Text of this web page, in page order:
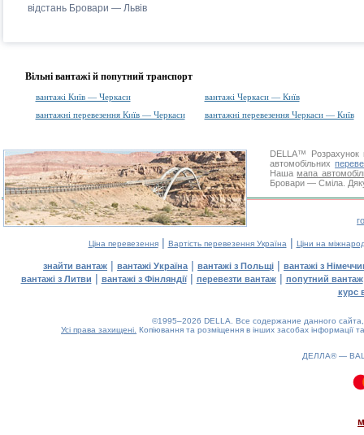
відстань Бровари — Львів
Вільні вантажі й попутний транспорт
вантажі Київ — Черкаси
вантажі Черкаси — Київ
вантажні перевезення Київ — Черкаси
вантажні перевезення Черкаси — Київ
DELLA™
Розрахунок
автомобільних
Нашамапа
Бровари — Сміла.
Ціна перевезення| Вартість перевезення Україна | Ціни на
знайти вантаж | вантажі Україна | вантажі з Польщі | вантажі з
вантажі з Литви | вантажі з Фінляндії| перевезти вантаж| попутний вантаж
курс
©1995–2026 DELLA. Все содержание данного
Усі права захищені. Копіювання та розміщення в інших засобах інформації
ДЕЛЛА® —